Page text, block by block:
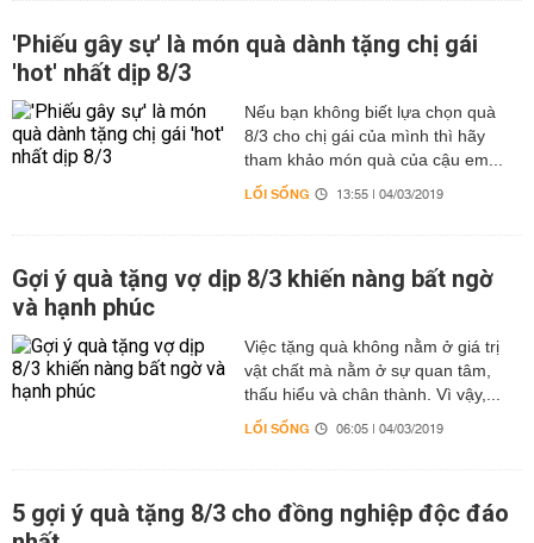
'Phiếu gây sự' là món quà dành tặng chị gái
'hot' nhất dịp 8/3
Nếu bạn không biết lựa chọn quà
8/3 cho chị gái của mình thì hãy
tham khảo món quà của cậu em...
LỐI SỐNG 13:55 | 04/03/2019
Gợi ý quà tặng vợ dịp 8/3 khiến nàng bất ngờ
và hạnh phúc
Việc tặng quà không nằm ở giá trị
vật chất mà nằm ở sự quan tâm,
thấu hiểu và chân thành. Vì vậy,...
LỐI SỐNG 06:05 | 04/03/2019
5 gợi ý quà tặng 8/3 cho đồng nghiệp độc đáo